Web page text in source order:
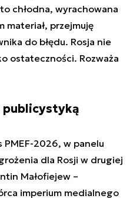
chłodna, wyrachowana
materiał, przejmuję
do błędu. Rosja nie
ostateczności. Rozważa
2026, w panelu
dla Rosji w drugiej
Małofiejew –
imperium medialnego